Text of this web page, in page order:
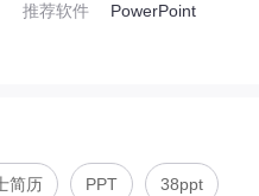
推荐软件
PowerPoint
简历 PPT 38ppt